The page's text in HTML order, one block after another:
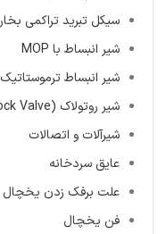
سیکل تبرید تراکمی بخار
شیر انبساط با MOP
شیر انبساط ترموستاتیک
شیر روتولاک (Rotolock Valve)
شیرآلات و اتصالات
عایق سردخانه
علت برفک زدن یخچال
فن یخچال